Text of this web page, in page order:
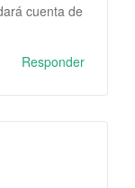
cuenta de
Responder